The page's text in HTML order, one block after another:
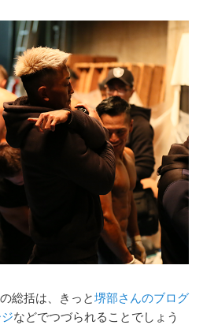
総括は、きっと堺部さんのブログ
などでつづられることでしょう